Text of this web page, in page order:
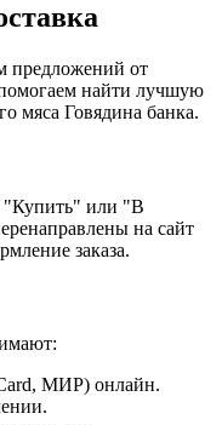
предложений от
найти лучшую
мяса Говядина банка.
"Купить" или "В
на сайт
заказа.
МИР) онлайн.